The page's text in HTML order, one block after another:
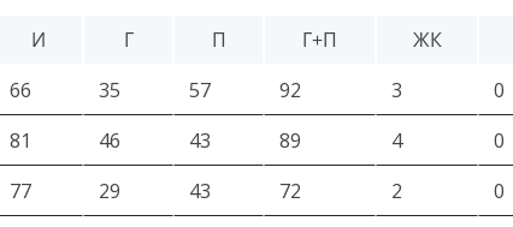
И Г П Г+П ЖК
66 35 57 92 3
0
81 46 43 89 4
0
77 29 43 72 2
0